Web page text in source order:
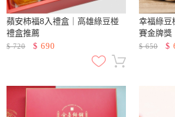
蘋安柿福8入禮盒｜高雄綠豆椪
禮盒推薦
$720 $ 690
幸福綠豆
賽金牌獎
$650 $